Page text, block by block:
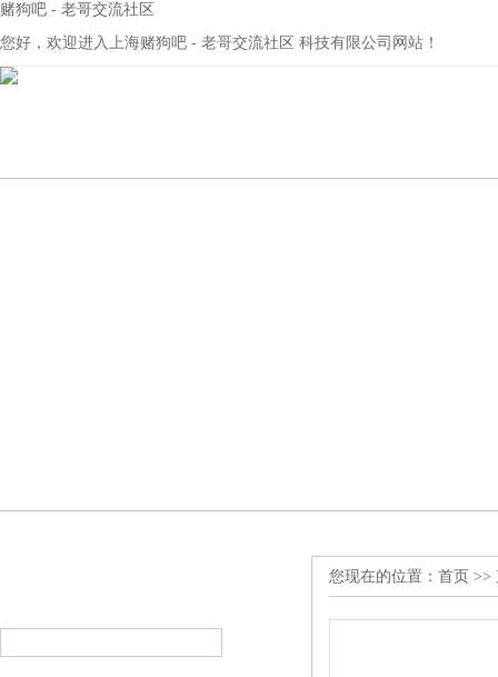
赌狗吧 - 老哥交流社区
您好，欢迎进入上海赌狗吧 - 老哥交流社区 科技有限公司网站！
您现在的位置： 首页 >>